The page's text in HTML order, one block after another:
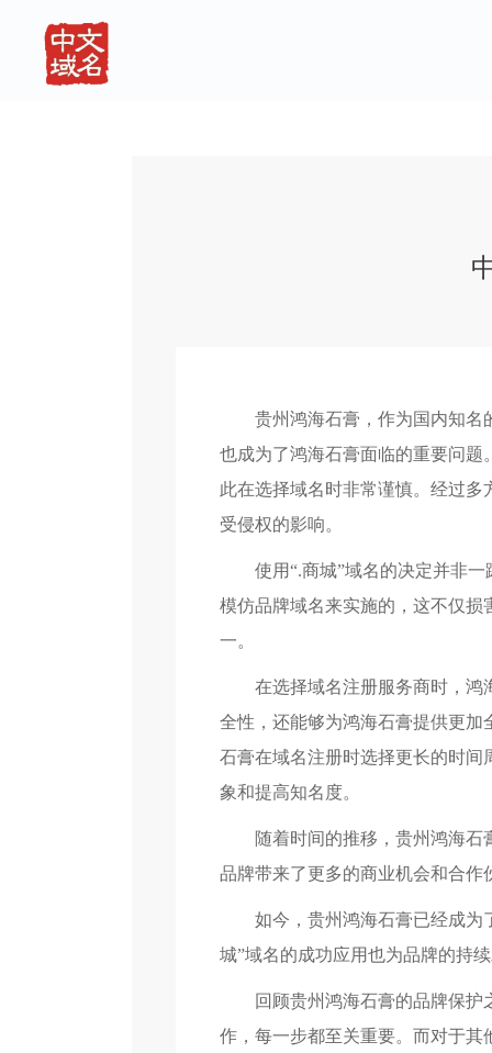
贵州鸿海石膏，作为国内知名
也成为了鸿海石膏面临的重要问题
此在选择域名时非常谨慎。经过
受侵权的影响。
使用“.商城”域名的决定并非
模仿品牌域名来实施的，这不仅
一。
在选择域名注册服务商时，鸿
全性，还能够为鸿海石膏提供更
石膏在域名注册时选择更长的时
象和提高知名度。
随着时间的推移，贵州鸿海
品牌带来了更多的商业机会和合作
如今，贵州鸿海石膏已经成为
城”域名的成功应用也为品牌的持
回顾贵州鸿海石膏的品牌保
作，每一步都至关重要。而对于